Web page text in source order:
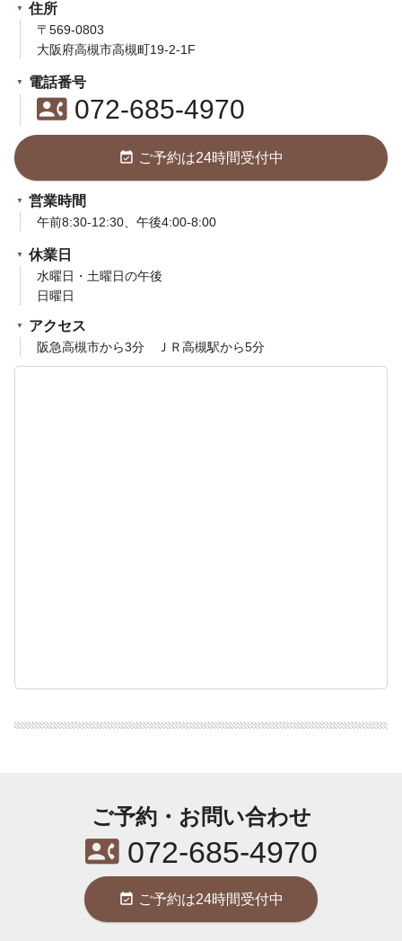
住所
〒569-0803
大阪府高槻市高槻町19-2-1F
電話番号
contact_phone072-685-4970
event_available ご予約は24時間受付中
営業時間
午前8:30-12:30、午後4:00-8:00
休業日
水曜日・土曜日の午後
日曜日
アクセス
阪急高槻市から3分 ＪＲ高槻駅から5分
ご予約・お問い合わせ
contact_phone072-685-4970
event_available ご予約は24時間受付中